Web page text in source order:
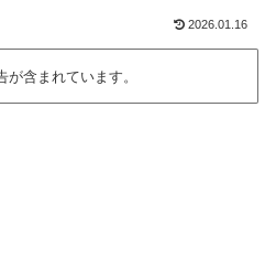
2026.01.16
が含まれています。